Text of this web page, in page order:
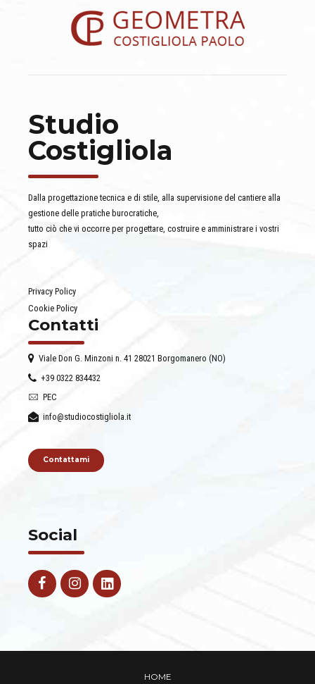
Studio
Costigliola
Dalla progettazione tecnica e di stile, alla supervisione del cantiere alla
gestione delle pratiche burocratiche,
tutto ciò che vi occorre per progettare, costruire e amministrare i vostri
spazi
Privacy Policy
Cookie Policy
Contatti
Viale Don G. Minzoni n. 41 28021 Borgomanero (NO)
+39 0322 834432
PEC
info@studiocostigliola.it
Contattami
Social
HOME